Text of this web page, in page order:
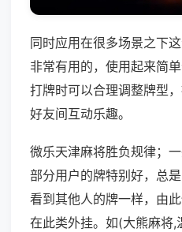
同时应用在很多场景之下
非常有用的，使用起来简
打牌时可以合理调整牌型
好友间互动乐趣。
微乐天津麻将胜负规律；
部分用户的牌特别好，总
看到其他人的牌一样，由
在此类外挂。如(大熊麻将,